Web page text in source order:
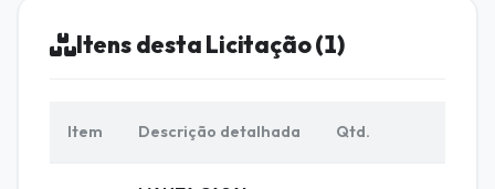
Itens desta Licitação (1)
Item Descrição detalhada Qtd.